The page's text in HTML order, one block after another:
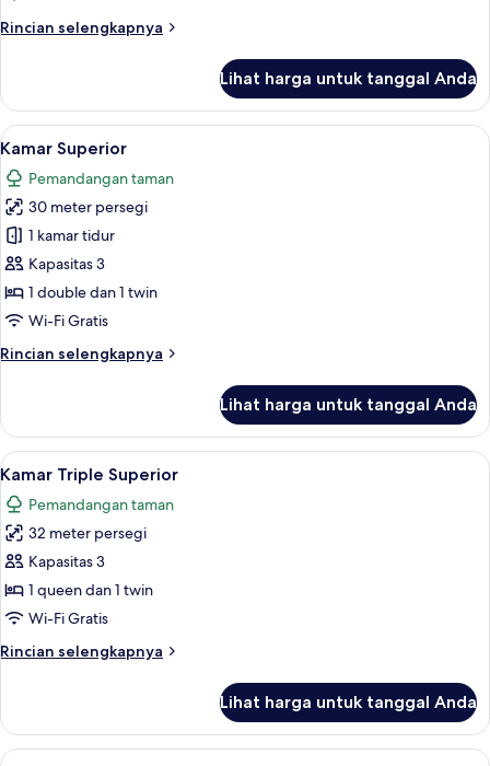
Rincian selengkapnya
Rincian
Dupleks
Lihat harga untuk tanggal Anda
Lihat
semua
foto
untuk
Kamar
Superior
Kamar Superior | Seprai premium,
5
Kamar Superior
Pemandangan taman
30 meter persegi
1 kamar tidur
Kapasitas 3
1 double dan 1 twin
Wi-Fi Gratis
Rincian selengkapnya
Rincian
Kamar
Superior
Lihat harga untuk tanggal Anda
Lihat
semua
foto
untuk
Kamar
Triple
Superior
Kamar Triple Superior | Seprai
5
Kamar Triple Superior
Pemandangan taman
32 meter persegi
Kapasitas 3
1 queen dan 1 twin
Wi-Fi Gratis
Rincian selengkapnya
Rincian
Kamar
Triple
Lihat harga untuk tanggal Anda
Lihat
Kamar Double Bisnis untuk 1 Orang,